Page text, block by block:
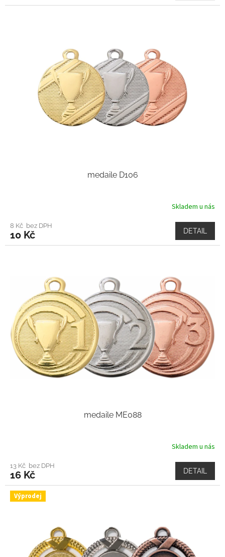
medaile D106
Skladem u nás
8 Kč bez DPH
10 Kč DETAIL
medaile ME088
Skladem u nás
13 Kč bez DPH
16 Kč DETAIL
Výprodej